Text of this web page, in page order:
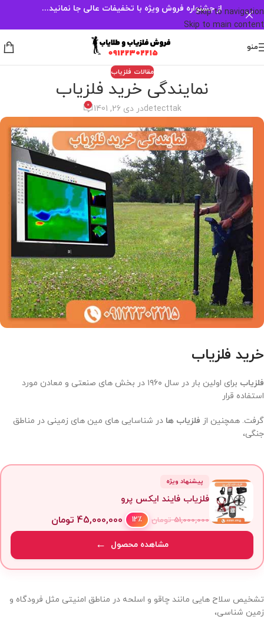
Skip to navigation
Skip to main content
از جشنواره فروش ویژه با تخفیفات عالی جا نمانید...
منو
مقالات فلزیاب
نمایندگی خرید فلزیاب
detecttakدر دی 26, 1401 0
خرید فلزیاب
فلزیاب
برای اولین بار در سال ۱۹۶۰ در بخش های صنعتی و معادن مورد
استفاده قرار
گرفت. همچنین از فلزیاب ها در شناسایی های مین های زمینی در مناطق
جنگی،
پیشنهاد ویژه
فلزیاب فایند ایکس پرو
51,000,000 تومان 12٪ 45,000,000 تومان
مشاهده محصول
تشخیص سلاح هایی مانند چاقو و اسلحه در مناطق امنیتی مثل فرودگاه و
زمین شناسی،